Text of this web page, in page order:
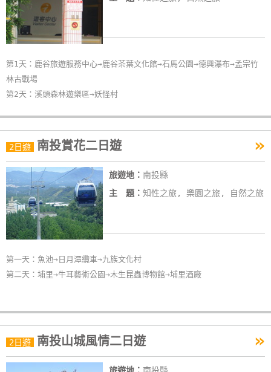
第1天：鹿谷旅遊服務中心→鹿谷茶葉文化館→石馬公園→德興瀑布→孟宗竹
林古戰場
第2天：溪頭森林遊樂區→妖怪村
2日遊 南投賞花二日遊 »
旅遊地： 南投縣
主 題： 知性之旅, 樂園之旅, 自然之旅
第一天：魚池→日月潭纜車→九族文化村
第二天：埔里→牛耳藝術公園→木生昆蟲博物館→埔里酒廠
2日遊 南投山城風情二日遊 »